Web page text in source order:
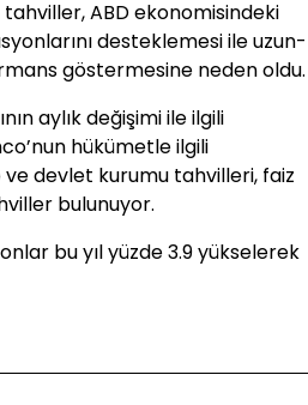
ABD ekonomisindeki
desteklemesi ile uzun-
göstermesine neden oldu.
aylık değişimi ile ilgili
hükümetle ilgili
devlet kurumu tahvilleri, faiz
bulunuyor.
bu yıl yüzde 3.9 yükselerek